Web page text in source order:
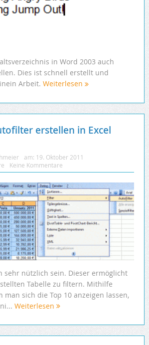
in Word 2003 auch
Dies ist schnell erstellt und
Arbeit. Weiterlesen
erstellen in Excel
am: 19. Oktober 2011
Keine Kommentare
sehr nützlich sein. Dieser ermöglicht
Tabelle zu filtern. Mithilfe
man sich die Top 10 anzeigen lassen,
Weiterlesen